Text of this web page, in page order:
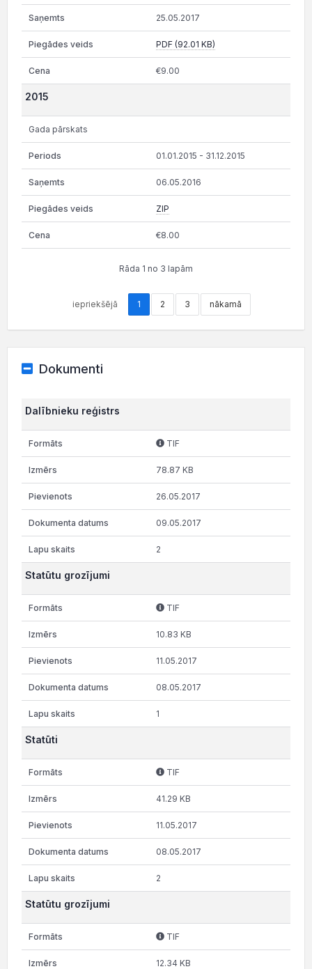
25.05.2017
PDF (92.01 KB)
€9.00
2015
Gada pārskats
01.01.2015 - 31.12.2015
06.05.2016
ZIP
€8.00
Rāda 1 no 3 lapām
iepriekšējā 1 2 3 nākamā
Dokumenti
Dalībnieku reģistrs
TIF
78.87 KB
26.05.2017
09.05.2017
2
Statūtu grozījumi
TIF
10.83 KB
11.05.2017
08.05.2017
1
Statūti
TIF
41.29 KB
11.05.2017
08.05.2017
2
Statūtu grozījumi
TIF
12.34 KB